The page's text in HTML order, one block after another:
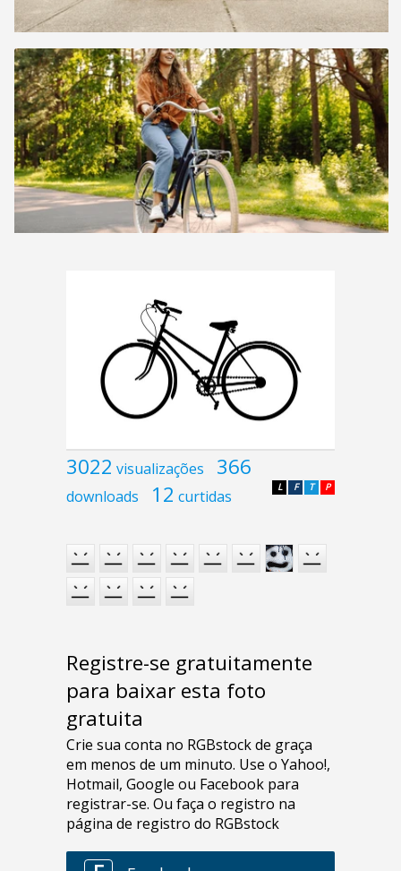
3022 visualizações 366
downloads 12 curtidas P
T
F
L
Registre-se gratuitamente
para baixar esta foto
gratuita